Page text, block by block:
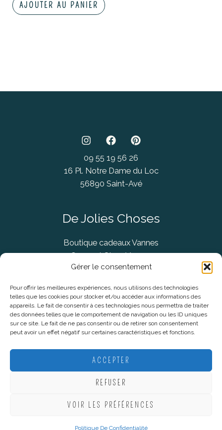
Gérer le consentement
Pour offrir les meilleures expériences, nous utilisons des technologies
telles que les cookies pour stocker et/ou accéder aux informations des
appareils. Le fait de consentir à ces technologies nous permettra de traiter
des données telles que le comportement de navigation ou les ID uniques
sur ce site. Le fait de ne pas consentir ou de retirer son consentement
peut avoir un effet négatif sur certaines caractéristiques et fonctions.
ACCEPTER
REFUSER
VOIR LES PRÉFÉRENCES
Politique De Confidentialité
AJOUTER AU PANIER
09 55 19 56 26
16 Pl. Notre Dame du Loc
56890 Saint-Avé
De Jolies Choses
Boutique cadeaux Vannes
Concept Store Vannes
Informations légales
CGV
Politique De Confidentialité
Plan du site
Webmarketing